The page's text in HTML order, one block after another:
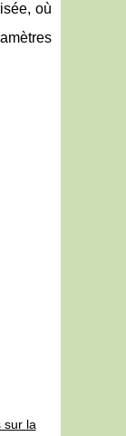
où
sur la